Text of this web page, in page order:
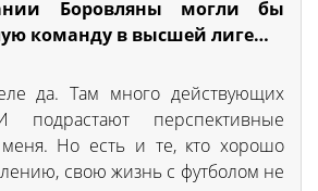
Боровляны могли бы
команду в высшей лиге…
да. Там много действующих
подрастают перспективные
Но есть и те, кто хорошо
свою жизнь с футболом не